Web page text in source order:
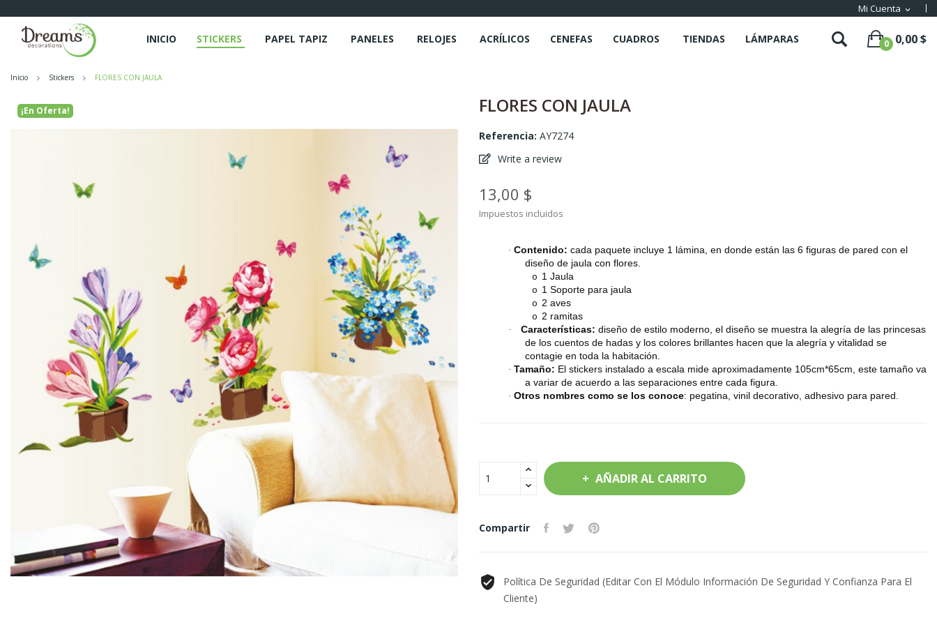
Mi Cuenta expand_more
INICIO STICKERS PAPEL TAPIZ PANELES RELOJES ACRÍLICOS CENEFAS CUADROS TIENDAS LÁMPARAS 0 0,00 $
Inicio Stickers FLORES CON JAULA
¡En Oferta! FLORES CON JAULA
Referencia: AY7274
Write a review
13,00 $
Impuestos incluidos
· Contenido: cada paquete incluye 1 lámina, en donde están las 6 figuras de pared con el
diseño de jaula con flores.
o 1 Jaula
o 1 Soporte para jaula
o 2 aves
o 2 ramitas
· Características: diseño de estilo moderno, el diseño se muestra la alegría de las princesas
de los cuentos de hadas y los colores brillantes hacen que la alegría y vitalidad se
contagie en toda la habitación.
· Tamaño: El stickers instalado a escala mide aproximadamente 105cm*65cm, este tamaño va
a variar de acuerdo a las separaciones entre cada figura.
· Otros nombres como se los conoce: pegatina, vinil decorativo, adhesivo para pared.
AÑADIR AL CARRITO
Compartir
Política De Seguridad (editar Con El Módulo Información De Seguridad Y Confianza Para El
Cliente)